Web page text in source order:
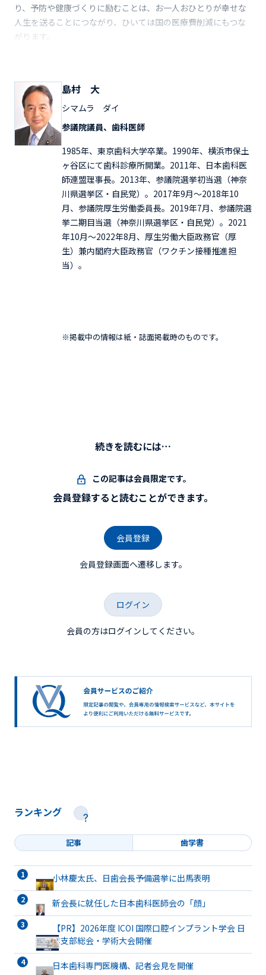
り、予防や健康づくりに励むことは、お一人おひとりが幸せな
人生を送ることにつながり、ひいては国の医療費削減にもつな
がります。
島村 大
シマムラ ダイ
参議院議員、歯科医師
1985年、東京歯科大学卒業。1990年、横浜市保土
ヶ谷区にて歯科診療所開業。2011年、日本歯科医
師連盟理事長。2013年、参議院選挙初当選（神奈
川県選挙区・自民党）。2017年9月～2018年10
月、参議院厚生労働委員長。2019年7月、参議院選
挙二期目当選（神奈川県選挙区・自民党）。2021
年10月～2022年8月、厚生労働大臣政務官（厚
生）兼内閣府大臣政務官（ワクチン接種推進担
当）。
※掲載中の情報は紙・誌面掲載時のものです。
続きを読むには…
この記事は会員限定です。
会員登録すると読むことができます。
会員登録
会員登録画面へ遷移します。
ログイン
会員の方はログインしてください。
ランキング
記事 歯学書
小林慶太氏、日歯会長予備選挙に出馬表明
新会長に就任した日本歯科医師会の「顔」
【PR】2026年度 ICOI 国際口腔インプラント学会 日
本支部総会・学術大会開催
日本歯科専門医機構、記者会見を開催